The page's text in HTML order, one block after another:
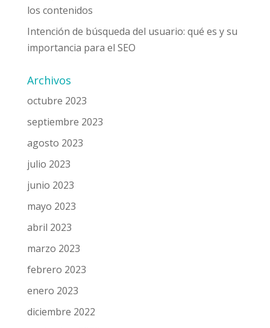
los contenidos
Intención de búsqueda del usuario: qué es y su
importancia para el SEO
Archivos
octubre 2023
septiembre 2023
agosto 2023
julio 2023
junio 2023
mayo 2023
abril 2023
marzo 2023
febrero 2023
enero 2023
diciembre 2022